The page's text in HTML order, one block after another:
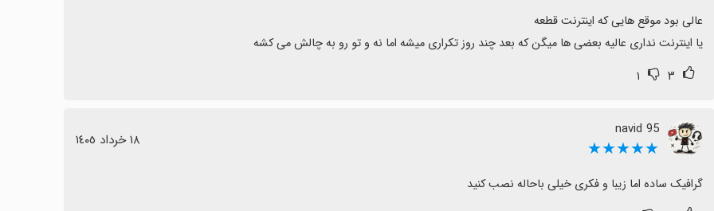
یا اينترنت نداری عالیه بعضی ها میگن که بعد چند روز تکراری میشه اما نه و تو رو به چالش می کشه
۳ ۱
navid 95
★★★★★ ١٨ خرداد ١٤٠٥
گرافیک ساده اما زیبا و فکری خیلی باحاله نصب کنید